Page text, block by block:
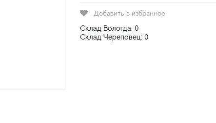
Добавить в избранное
Склад Вологда: 0
Склад Череповец: 0